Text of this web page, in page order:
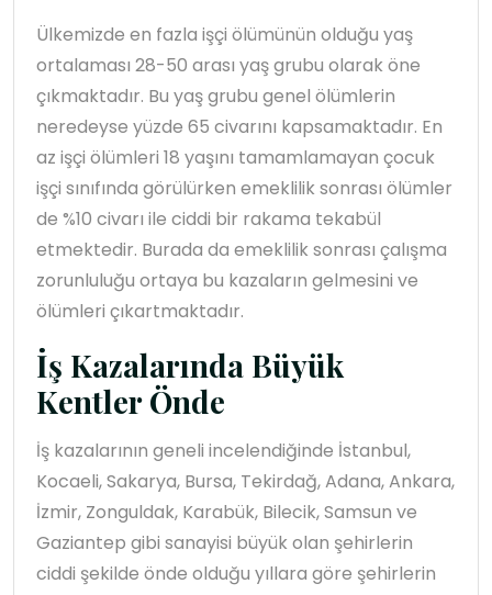
Ülkemizde en fazla işçi ölümünün olduğu yaş
ortalaması 28-50 arası yaş grubu olarak öne
çıkmaktadır. Bu yaş grubu genel ölümlerin
neredeyse yüzde 65 civarını kapsamaktadır. En
az işçi ölümleri 18 yaşını tamamlamayan çocuk
işçi sınıfında görülürken emeklilik sonrası ölümler
de %10 civarı ile ciddi bir rakama tekabül
etmektedir. Burada da emeklilik sonrası çalışma
zorunluluğu ortaya bu kazaların gelmesini ve
ölümleri çıkartmaktadır.
İş Kazalarında Büyük
Kentler Önde
İş kazalarının geneli incelendiğinde İstanbul,
Kocaeli, Sakarya, Bursa, Tekirdağ, Adana, Ankara,
İzmir, Zonguldak, Karabük, Bilecik, Samsun ve
Gaziantep gibi sanayisi büyük olan şehirlerin
ciddi şekilde önde olduğu yıllara göre şehirlerin